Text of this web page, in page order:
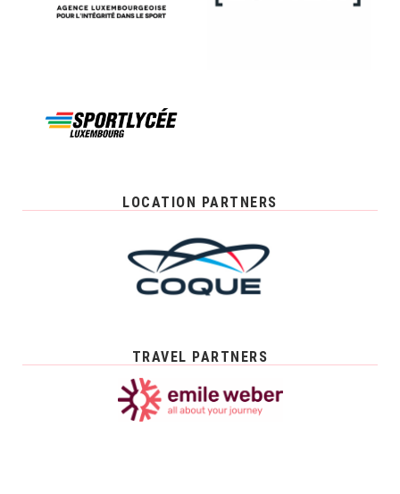
LOCATION PARTNERS
TRAVEL PARTNERS